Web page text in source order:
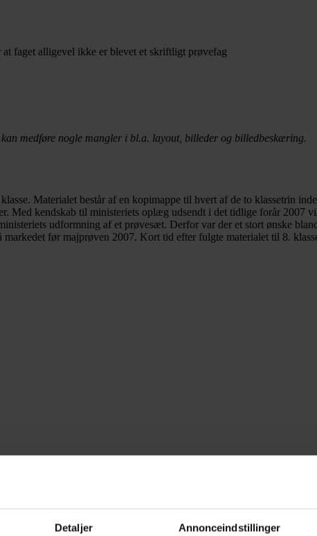
Detaljer Annonceindstillinger
faget alligevel ikke er blevet et skriftligt prøvefag
kan medføre nogle mangler i bl.a. layout, billeder og billedbeskæring.
Materialet består af en kopimappe til hvert af de to klassetrin
Med kendskab til ministeriets oplæg udsendt i det tidlige forår 2007
udformning af et prøvesæt. Derfor var der et stort ønske
før majprøven 2007. Kort tid efter fulgte materialet til 8.
og fransk stadig er et udtræksfag sommeren 2008, men nu kun som
af materialet. "Am besten Testen 1 og 2" egner sig til at blive
med tilegnelsen af elevens andet fremmedsprog er det ikke
skal oplæres i en aktiv brug af sproget også set ud
her for en billedrække fulgt op af spørgsmål, som kan bruges